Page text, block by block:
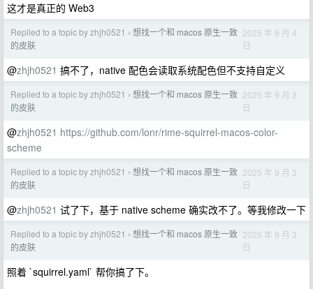
这才是真正的 Web3
Replied to a topic by zhjh0521 › 想找一个和 macos 原生一致
的皮肤
2025 年 9 月 4
日
@zhjh0521 搞不了，native 配色会读取系统配色但不支持自定义
Replied to a topic by zhjh0521 › 想找一个和 macos 原生一致
的皮肤
2025 年 9 月 3
日
@zhjh0521 https://github.com/lonr/rime-squirrel-macos-color-
scheme
Replied to a topic by zhjh0521 › 想找一个和 macos 原生一致
的皮肤
2025 年 9 月 3
日
@zhjh0521 试了下，基于 native scheme 确实改不了。等我修改一下
Replied to a topic by zhjh0521 › 想找一个和 macos 原生一致
的皮肤
2025 年 9 月 3
日
照着 `squirrel.yaml` 帮你搞了下。